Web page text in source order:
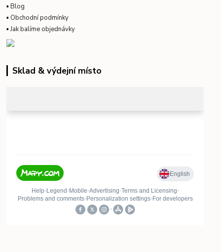
▪Blog
▪ Obchodní podmínky
▪Jak balíme objednávky
Sklad & výdejní místo